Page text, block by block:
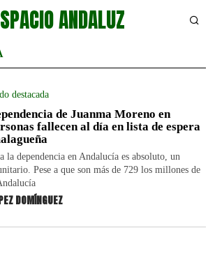
ANDALUZ
de Juanma Moreno en
fallecen al día en lista de espera
la dependencia en Andalucía es absoluto, un
Pese a que son más de 729 los millones de
DOMÍNGUEZ